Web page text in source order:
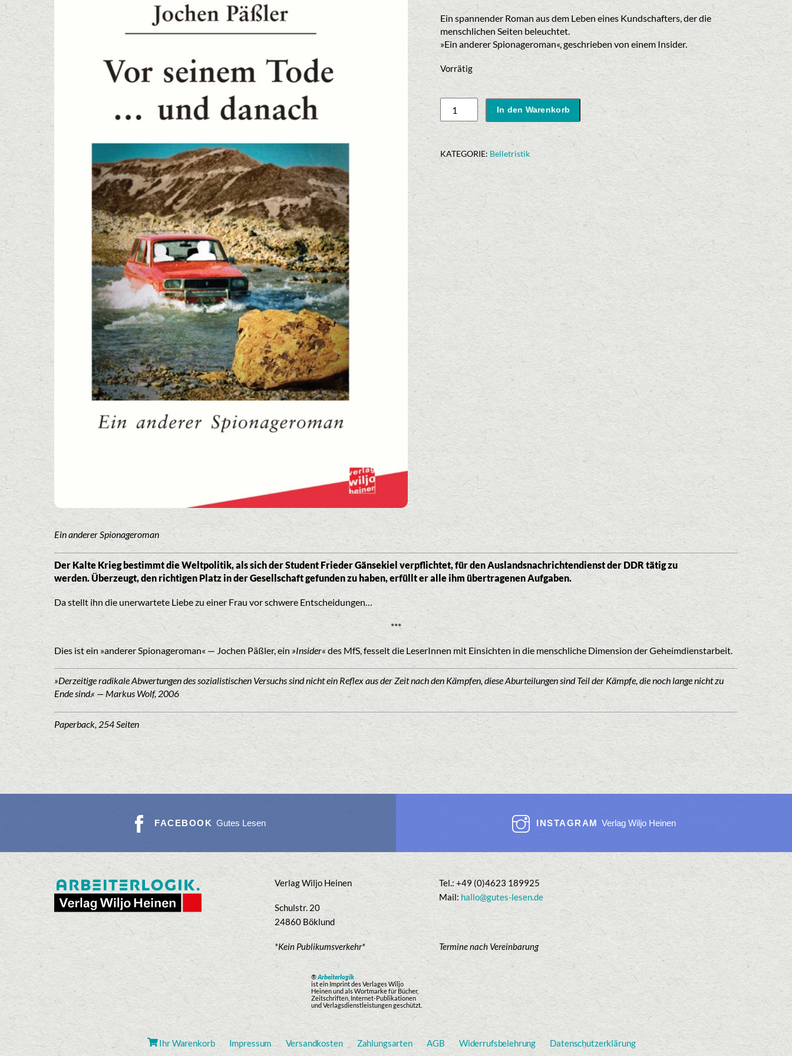
Preis
war:
14,00 €
ist:
5,00 €.
Ein spannender Roman aus dem Leben eines Kundschafters, der die
menschlichen Seiten beleuchtet.
»Ein anderer Spionageroman«, geschrieben von einem Insider.
Vorrätig
Päßler:
Tode
danach«
Menge
In den Warenkorb
KATEGORIE: Belletristik
Ein anderer Spionageroman
Der Kalte Krieg bestimmt die Weltpolitik, als sich der Student Frieder Gänsekiel verpflichtet, für den Auslandsnachrichtendienst der DDR tätig zu
werden. Überzeugt, den richtigen Platz in der Gesellschaft gefunden zu haben, erfüllt er alle ihm übertragenen Aufgaben.
Da stellt ihn die unerwartete Liebe zu einer Frau vor schwere Entscheidungen…
***
Dies ist ein »anderer Spionageroman« — Jochen Päßler, ein»Insider«des MfS, fesselt die LeserInnen mit Einsichten in die menschliche Dimension der Geheimdienstarbeit.
»Derzeitige radikale Abwertungen des sozialistischen Versuchs sind nicht ein Reflex aus der Zeit nach den Kämpfen, diese Aburteilungen sind Teil der Kämpfe, die noch lange nicht zu
Ende sind.« — Markus Wolf, 2006
Paperback, 254 Seiten
FACEBOOK Gutes Lesen INSTAGRAM Verlag Wiljo Heinen
Verlag Wiljo Heinen
Schulstr. 20
24860 Böklund
*Kein Publikumsverkehr*
Tel.: +49 (0)4623 189925
Mail: hallo@gutes-lesen.de
Termine nach Vereinbarung
®Arbeiterlogik
ist ein Imprint des Verlages Wiljo
Heinen und als Wortmarke für Bücher,
Zeitschriften, Internet-Publikationen
und Verlagsdienstleistungen geschützt.
Ihr Warenkorb Impressum Versandkosten Zahlungsarten AGB Widerrufsbelehrung Datenschutzerklärung